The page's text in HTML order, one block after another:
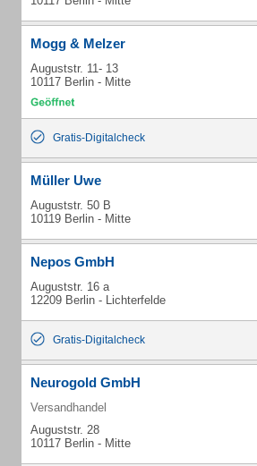
Mogg & Melzer
Auguststr. 11- 13
10117 Berlin - Mitte
Gratis-Digitalcheck
Müller Uwe
Auguststr. 50 B
10119 Berlin - Mitte
Nepos GmbH
Auguststr. 16 a
12209 Berlin - Lichterfelde
Gratis-Digitalcheck
Neurogold GmbH
Versandhandel
Auguststr. 28
10117 Berlin - Mitte